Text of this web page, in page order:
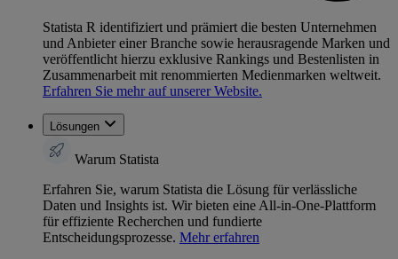
Statista R identifiziert und prämiert die besten Unternehmen
und Anbieter einer Branche sowie herausragende Marken und
veröffentlicht hierzu exklusive Rankings und Bestenlisten in
Zusammenarbeit mit renommierten Medienmarken weltweit.
Erfahren Sie mehr auf unserer Website.
Lösungen
Warum Statista
Erfahren Sie, warum Statista die Lösung für verlässliche
Daten und Insights ist. Wir bieten eine All-in-One-Plattform
für effiziente Recherchen und fundierte
Entscheidungsprozesse. Mehr erfahren